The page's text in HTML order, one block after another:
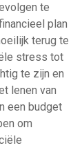
te
plan
terug te
stress tot
te zijn en
lenen van
een budget
om